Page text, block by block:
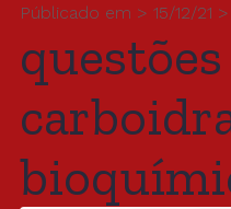
Públicado em > 15/12/21